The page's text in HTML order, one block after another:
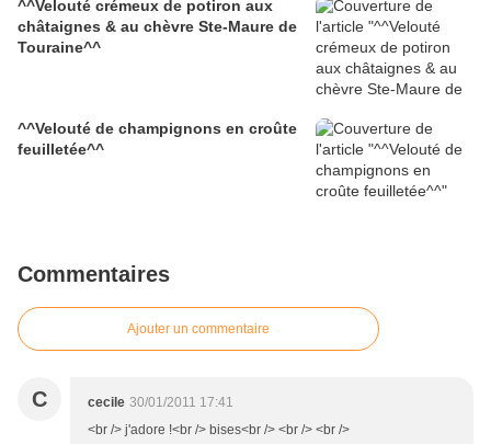
^^Velouté crémeux de potiron aux
châtaignes & au chèvre Ste-Maure de
Touraine^^
^^Velouté de champignons en croûte
feuilletée^^
Commentaires
Ajouter un commentaire
C cecile 30/01/2011 17:41
<br /> j'adore !<br /> bises<br /> <br /> <br />